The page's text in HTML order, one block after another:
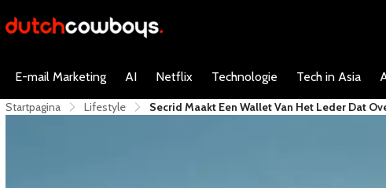
E-mail Marketing AI Netflix Technologie Tech in Asia
Startpagina Lifestyle Secrid Maakt Een Wallet Van Het Leder Dat